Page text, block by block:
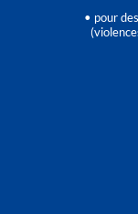
• pour